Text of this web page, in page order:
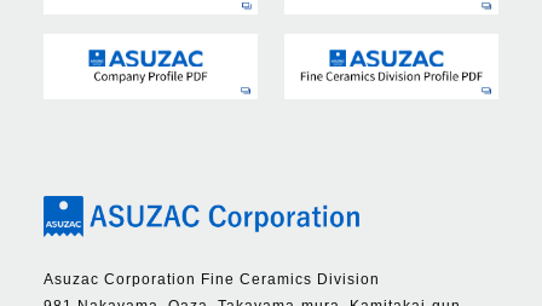
Asuzac Corporation Fine Ceramics Division